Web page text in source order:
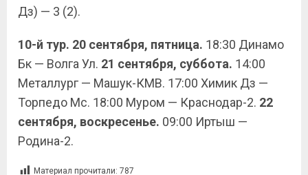
Дз) — 3 (2).
10-й тур. 20 сентября, пятница. 18:30 Динамо
Бк — Волга Ул. 21 сентября, суббота. 14:00
Металлург — Машук-КМВ. 17:00 Химик Дз —
Торпедо Мс. 18:00 Муром — Краснодар-2. 22
сентября, воскресенье. 09:00 Иртыш —
Родина-2.
Материал прочитали: 787